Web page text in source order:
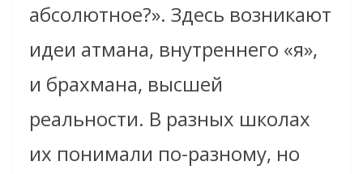
абсолютное?». Здесь возникают
идеи атмана, внутреннего «я»,
и брахмана, высшей
реальности. В разных школах
их понимали по-разному, но